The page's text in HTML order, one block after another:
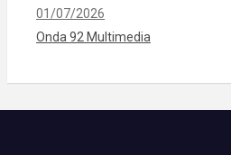
01/07/2026
Onda 92 Multimedia